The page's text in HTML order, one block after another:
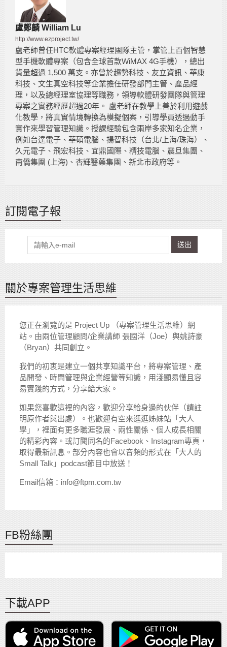
盧鄭麟 William Lu
http://www.ezproject.tw/
盧老師曾任HTC軟體專案經理團隊主管，掌管上百個智慧
型手機軟體專案（包含全球首款WiMAX 4G手機），總出
貨量超過 1,500 萬支。亦曾於趨勢科技、友立資訊、華康
科技、文生真空科技等企業擔任研發部門主管、產品經
理，以及總經理室協理等職務，領導軟體研發團隊與管理
專案之實務經歷超過20年。 盧老師在教學上善於利用遊戲
化教學，將真實情境轉換為模擬個案，引導學員透過動手
實作來學習管理知識。授課經驗包含兩岸多家知名企業，
例如台達電子、華碩電腦、揚智科技（台北/上海/珠海）、
久元電子、飛宏科技、宜鼎國際、精技電腦、震旦集團、
南僑集團 (上海)、杏輝醫藥集團、新北市政府等。
訂閱電子報
送出
關於專案管理生活思維
您正在瀏覽的是 Project Up （專案管理生活思維）網
站。由兩位管理顧問/企業講師 張國洋（Joe）與姚詩豪
（Bryan）共同創立。
我們的初衷是建立一個共享知識平台，將專案管理、產
品開發、時間管理與企業經營等知識，用淺顯易懂且容
易實踐的方式，分享給大家。
如果您喜歡這裡的內容，歡迎分享給身邊的伙伴（請註
明原作者與出處）。也歡迎有空來逛逛姊妹站「大人
學」，裡面有更多職涯發展、兩性關係、個人成長相關
的精彩內容。或訂閱同名的Facebook、Instagram專頁，
取得最新訊息。部分內容也會以音頻的形式在「大人的
Small Talk」podcast節目中放送！
Email信箱：info@ftpm.com.tw
FB粉絲團
下載APP